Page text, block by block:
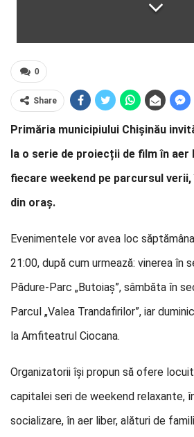
0
Share
Primăria municipiului Chișinău
la o serie de proiecții de film în aer
fiecare weekend pe parcursul
din oraș.
Evenimentele vor avea loc
21:00, după cum urmează: vinerea în
Pădure-Parc „Butoiaș”, sâmbăta în
Parcul „Valea Trandafirilor”, iar
la Amfiteatrul Ciocana.
Organizatorii își propun să ofere
capitalei seri de weekend relaxante,
socializare, în aer liber, alături de